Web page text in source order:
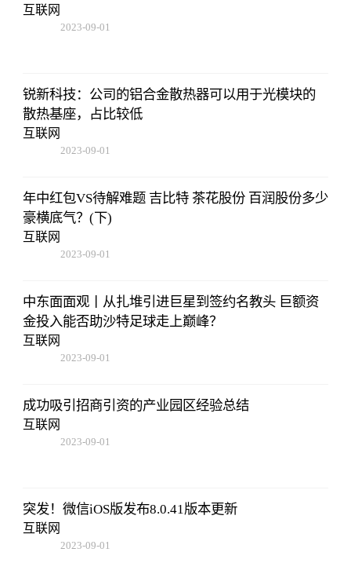
互联网
2023-09-01
锐新科技：公司的铝合金散热器可以用于光模块的
散热基座，占比较低
互联网
2023-09-01
年中红包VS待解难题 吉比特 茶花股份 百润股份多少
豪横底气？(下)
互联网
2023-09-01
中东面面观丨从扎堆引进巨星到签约名教头 巨额资
金投入能否助沙特足球走上巅峰？
互联网
2023-09-01
成功吸引招商引资的产业园区经验总结
互联网
2023-09-01
突发！微信iOS版发布8.0.41版本更新
互联网
2023-09-01